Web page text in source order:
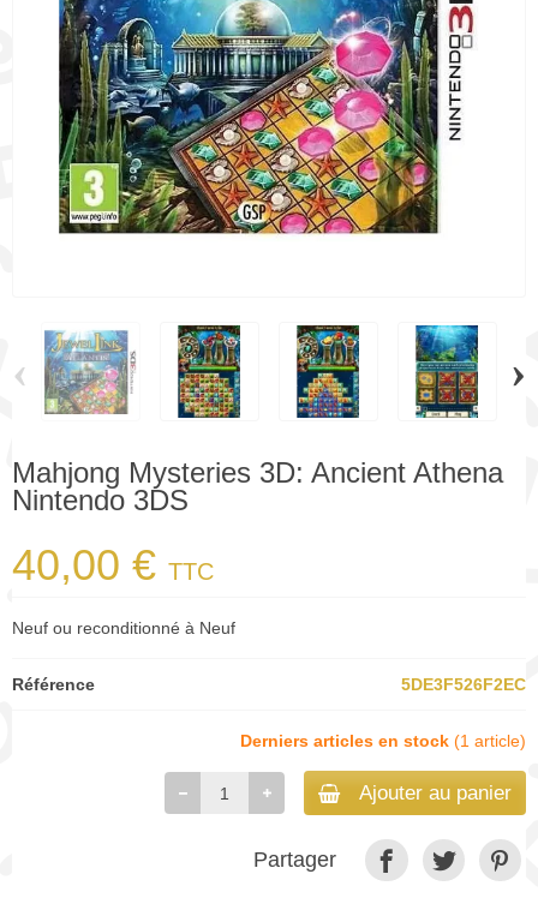
‹ ›
Mahjong Mysteries 3D: Ancient Athena
Nintendo 3DS
40,00 € TTC
Neuf ou reconditionné à Neuf
Référence 5DE3F526F2EC
Derniers articles en stock (1 article)
Ajouter au panier
Partager